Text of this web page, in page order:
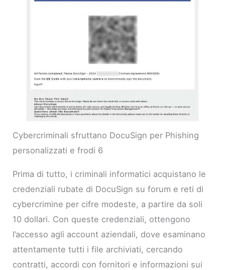
Cybercriminali sfruttano DocuSign per Phishing
personalizzati e frodi 6
Prima di tutto, i criminali informatici acquistano le
credenziali rubate di DocuSign su forum e reti di
cybercrimine per cifre modeste, a partire da soli
10 dollari. Con queste credenziali, ottengono
l’accesso agli account aziendali, dove esaminano
attentamente tutti i file archiviati, cercando
contratti, accordi con fornitori e informazioni sui